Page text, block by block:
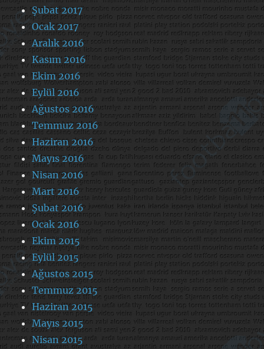
Şubat 2017
Ocak 2017
Aralık 2016
Kasım 2016
Ekim 2016
Eylül 2016
Ağustos 2016
Temmuz 2016
Haziran 2016
Mayıs 2016
Nisan 2016
Mart 2016
Şubat 2016
Ocak 2016
Ekim 2015
Eylül 2015
Ağustos 2015
Temmuz 2015
Haziran 2015
Mayıs 2015
Nisan 2015